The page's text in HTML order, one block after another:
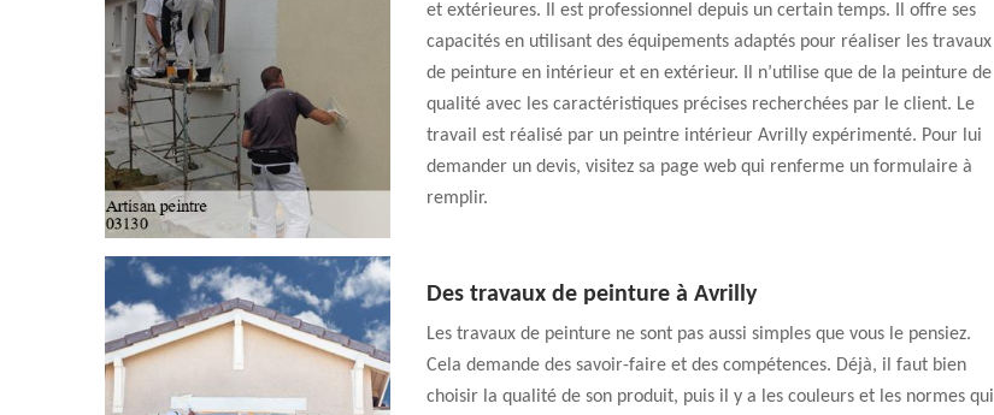
et extérieures. Il est professionnel depuis un certain temps. Il offre ses
capacités en utilisant des équipements adaptés pour réaliser les travaux
de peinture en intérieur et en extérieur. Il n’utilise que de la peinture de
qualité avec les caractéristiques précises recherchées par le client. Le
travail est réalisé par un peintre intérieur Avrilly expérimenté. Pour lui
demander un devis, visitez sa page web qui renferme un formulaire à
remplir.
Des travaux de peinture à Avrilly
Les travaux de peinture ne sont pas aussi simples que vous le pensiez.
Cela demande des savoir-faire et des compétences. Déjà, il faut bien
choisir la qualité de son produit, puis il y a les couleurs et les normes qui